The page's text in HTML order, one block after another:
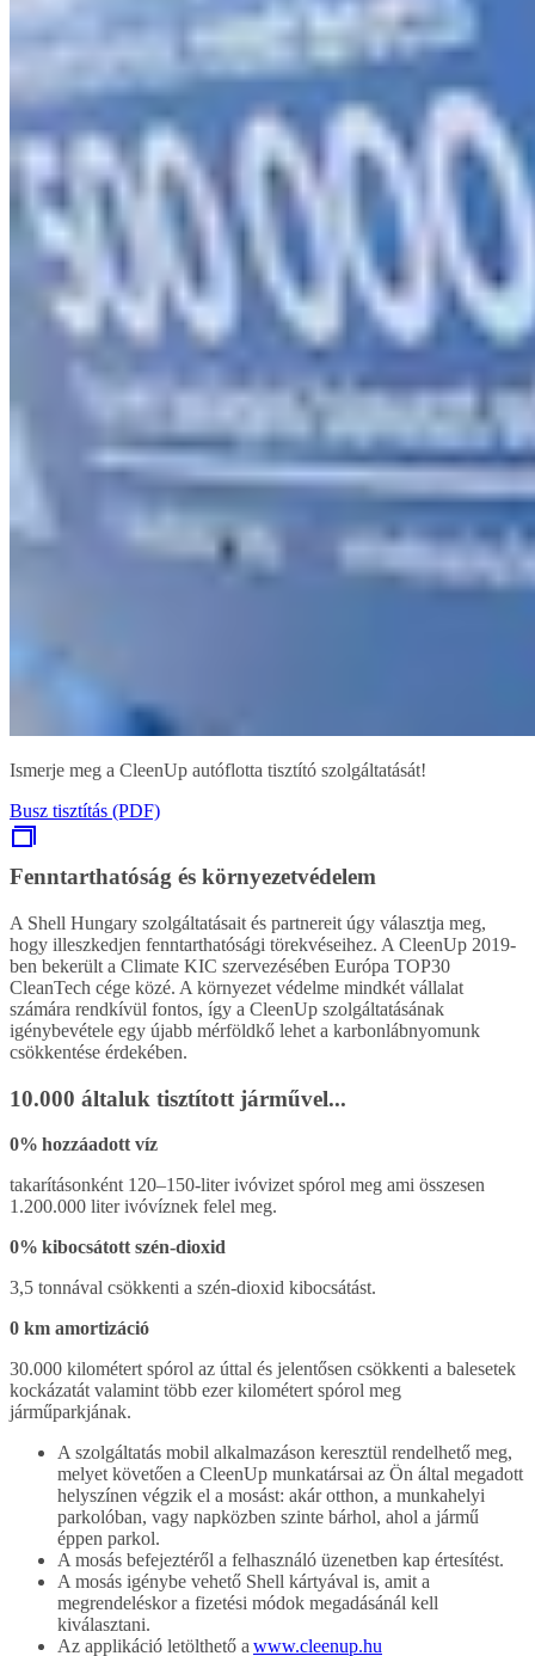
Ismerje meg a CleenUp autóflotta tisztító szolgáltatását!
Busz tisztítás (PDF)
Fenntarthatóság és környezetvédelem
A Shell Hungary szolgáltatásait és partnereit úgy választja meg,
hogy illeszkedjen fenntarthatósági törekvéseihez. A CleenUp 2019-
ben bekerült a Climate KIC szervezésében Európa TOP30
CleanTech cége közé. A környezet védelme mindkét vállalat
számára rendkívül fontos, így a CleenUp szolgáltatásának
igénybevétele egy újabb mérföldkő lehet a karbonlábnyomunk
csökkentése érdekében.
10.000 általuk tisztított járművel...
0% hozzáadott víz
takarításonként 120–150-liter ivóvizet spórol meg ami összesen
1.200.000 liter ivóvíznek felel meg.
0% kibocsátott szén-dioxid
3,5 tonnával csökkenti a szén-dioxid kibocsátást.
0 km amortizáció
30.000 kilométert spórol az úttal és jelentősen csökkenti a balesetek
kockázatát valamint több ezer kilométert spórol meg
járműparkjának.
A szolgáltatás mobil alkalmazáson keresztül rendelhető meg,
melyet követően a CleenUp munkatársai az Ön által megadott
helyszínen végzik el a mosást: akár otthon, a munkahelyi
parkolóban, vagy napközben szinte bárhol, ahol a jármű
éppen parkol.
A mosás befejeztéről a felhasználó üzenetben kap értesítést.
A mosás igénybe vehető Shell kártyával is, amit a
megrendeléskor a fizetési módok megadásánál kell
kiválasztani.
Az applikáció letölthető a www.cleenup.hu